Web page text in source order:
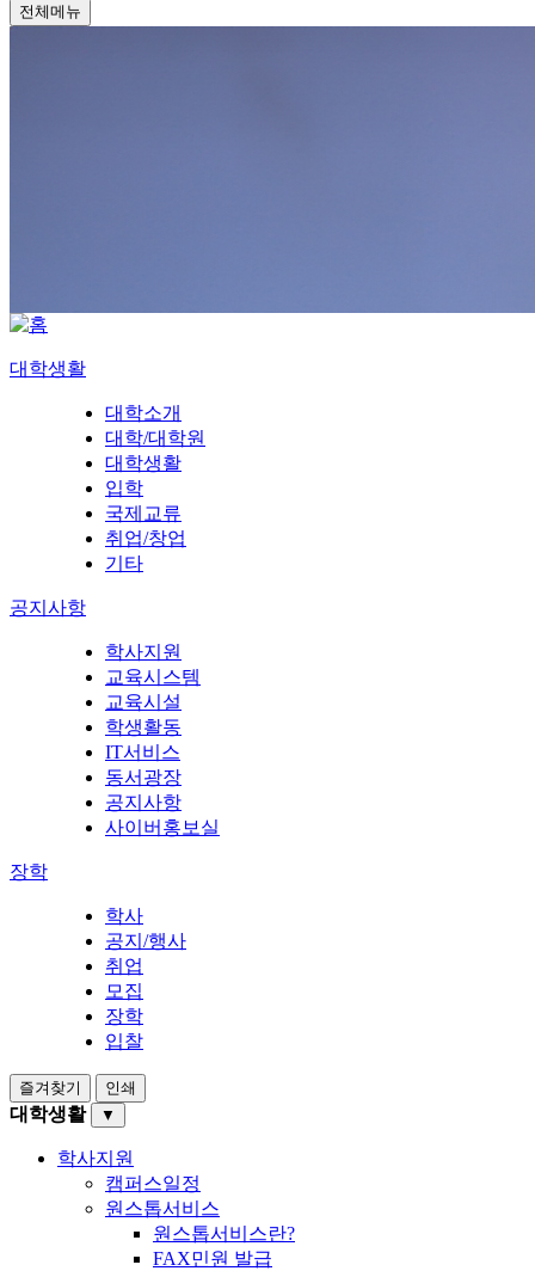
전체메뉴
대학생활
대학소개
대학/대학원
대학생활
입학
국제교류
취업/창업
기타
공지사항
학사지원
교육시스템
교육시설
학생활동
IT서비스
동서광장
공지사항
사이버홍보실
장학
학사
공지/행사
취업
모집
장학
입찰
즐겨찾기 인쇄
대학생활 ▼
학사지원
캠퍼스일정
원스톱서비스
원스톱서비스란?
FAX민원 발급